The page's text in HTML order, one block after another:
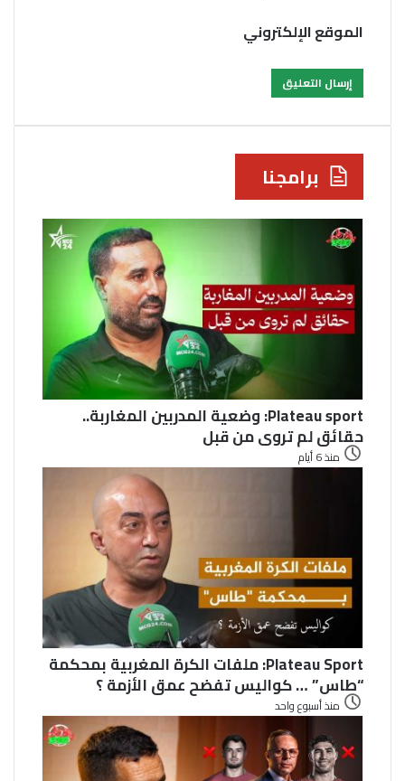
الموقع الإلكتروني
برامجنا
Plateau sport: وضعية المدربين المغاربة..
حقائق لم تروى من قبل
منذ 6 أيام
Plateau Sport: ملفات الكرة المغربية بمحكمة
“طاس” … كواليس تفضح عمق الأزمة ؟
منذ أسبوع واحد